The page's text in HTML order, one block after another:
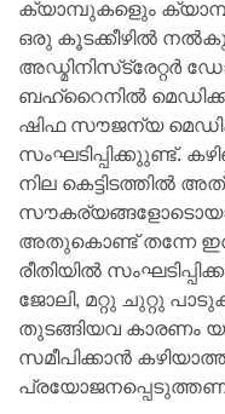
ക്യാമ്പുകളെും
ഒരു കൂടക്കീഴിൽ
അഡ്മിനിസ്‌ട്രേറ്റർ
ബഹ്‌റൈനിൽ
ഷിഫ സൗജന്യ
സംഘടിപ്പിക്കുുണ്ട്.
നില കെട്ടിടത്തിൽ
അതുകൊണ്ട് തന്നേ
രീതിയിൽ
ജോലി, മറ്റു ചുറ്റു
തുടങ്ങിയവ കാരണം
സമീപിക്കാൻ